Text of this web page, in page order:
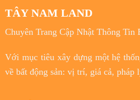
TÂY NAM LAND
Chuyên Trang Cập Nhật Thông Tin
Với mục tiêuxây dựng một hệ
về bất động sản: vị trí, giá cả, pháp